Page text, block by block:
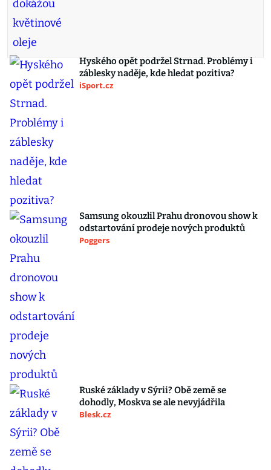
Hyského opět podržel Strnad. Problémy i
záblesky naděje, kde hledat pozitiva?
iSport.cz
Samsung okouzlil Prahu dronovou show k
odstartování prodeje nových produktů
Poggers
Ruské základy v Sýrii? Obě země se
dohodly, Moskva se ale nevyjádřila
Blesk.cz